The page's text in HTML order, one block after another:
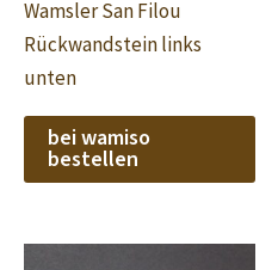
Wamsler San Filou
Rückwandstein links
unten
bei wamiso
bestellen